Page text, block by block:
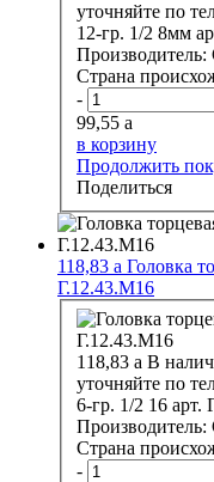
уточняйте по
12-гр. 1/2 8мм
Производитель:
Страна
-
99,55 a
в корзину
Продолжить
Поделиться
118,83 a Головка
Г.12.43.М16
118,83 a В
уточняйте по
6-гр. 1/2 16 арт.
Производитель:
Страна
-